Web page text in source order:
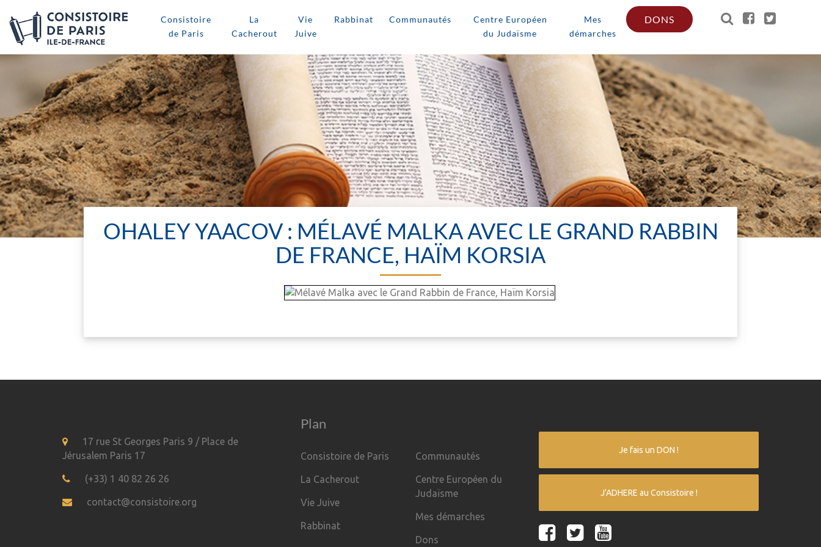
Consistoire
de Paris
La
Cacherout
Vie
Juive
Rabbinat Communautés
Centre Européen
du Judaïsme
Mes
démarches
DONS
OHALEY YAACOV : MÉLAVÉ MALKA AVEC LE GRAND RABBIN
DE FRANCE, HAÏM KORSIA
17 rue St Georges Paris 9 / Place de
Jérusalem Paris 17
(+33) 1 40 82 26 26
contact@consistoire.org
Plan
Consistoire de Paris
La Cacherout
Vie Juive
Rabbinat
Communautés
Centre Européen du
Judaïsme
Mes démarches
Dons
Je fais un DON !
J'ADHERE au Consistoire !